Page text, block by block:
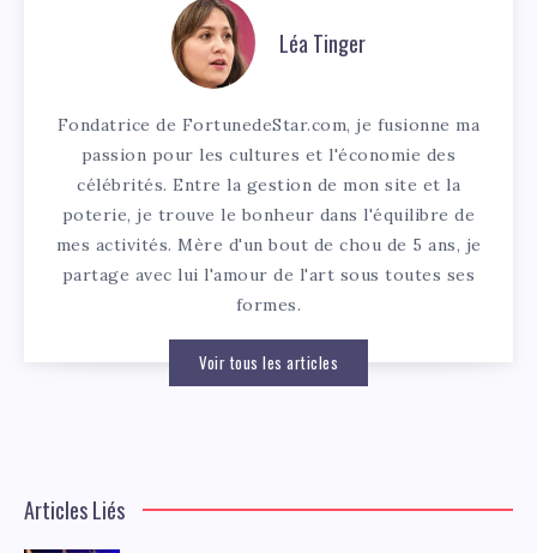
Léa Tinger
Fondatrice de FortunedeStar.com, je fusionne ma
passion pour les cultures et l'économie des
célébrités. Entre la gestion de mon site et la
poterie, je trouve le bonheur dans l'équilibre de
mes activités. Mère d'un bout de chou de 5 ans, je
partage avec lui l'amour de l'art sous toutes ses
formes.
Voir tous les articles
Articles Liés